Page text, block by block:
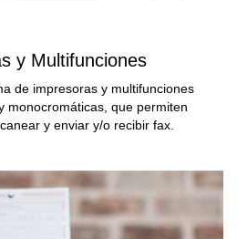
y Multifunciones
de impresoras y multifunciones
monocromáticas, que permiten
y enviar y/o recibir fax.